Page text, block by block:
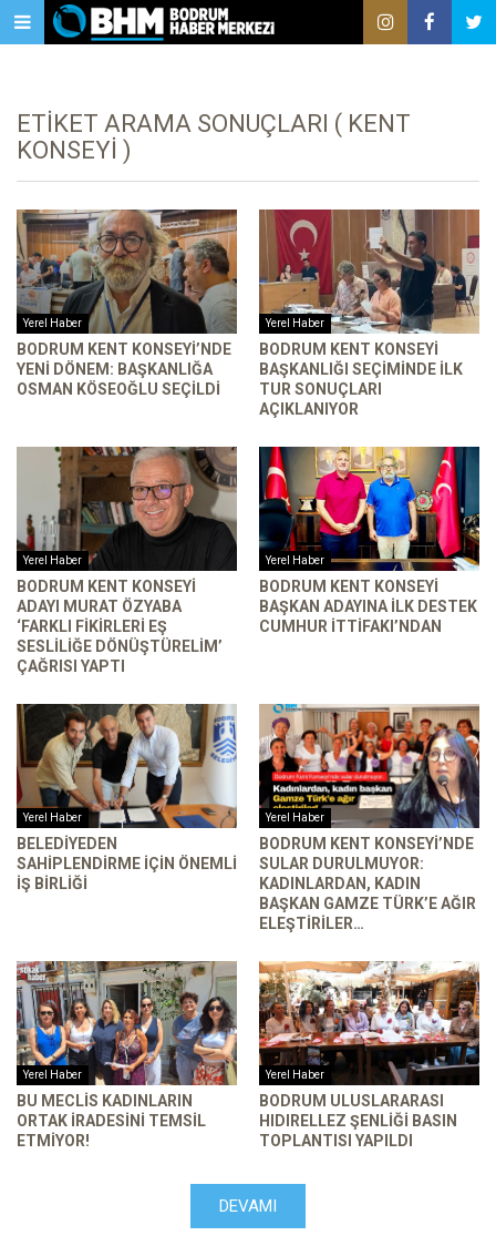
ETIKET ARAMA SONUÇLARI ( KENT
KONSEYI )
Yerel Haber
BODRUM KENT KONSEYI’NDE
YENI DÖNEM: BAŞKANLIĞA
OSMAN KÖSEOĞLU SEÇILDI
Yerel Haber
BODRUM KENT KONSEYI
BAŞKANLIĞI SEÇIMINDE İLK
TUR SONUÇLARI
AÇIKLANIYOR
Yerel Haber
BODRUM KENT KONSEYI
ADAYI MURAT ÖZYABA
‘FARKLI FIKIRLERI EŞ
SESLILIĞE DÖNÜŞTÜRELIM’
ÇAĞRISI YAPTI
Yerel Haber
BODRUM KENT KONSEYI
BAŞKAN ADAYINA İLK DESTEK
CUMHUR İTTIFAKI’NDAN
Yerel Haber
BELEDIYEDEN
SAHIPLENDIRME İÇIN ÖNEMLI
İŞ BIRLIĞI
Yerel Haber
BODRUM KENT KONSEYI’NDE
SULAR DURULMUYOR:
KADINLARDAN, KADIN
BAŞKAN GAMZE TÜRK’E AĞIR
ELEŞTIRILER…
Yerel Haber
BU MECLIS KADINLARIN
ORTAK İRADESINI TEMSIL
ETMIYOR!
Yerel Haber
BODRUM ULUSLARARASI
HIDIRELLEZ ŞENLIĞI BASIN
TOPLANTISI YAPILDI
DEVAMI